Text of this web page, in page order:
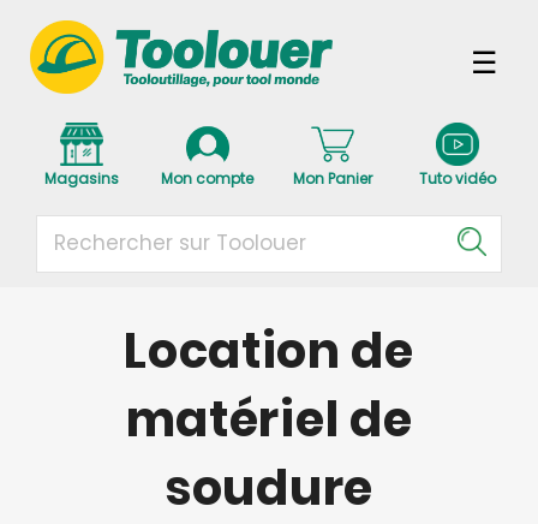
Magasins Mon compte Mon Panier Tuto vidéo
Location de
matériel de
soudure